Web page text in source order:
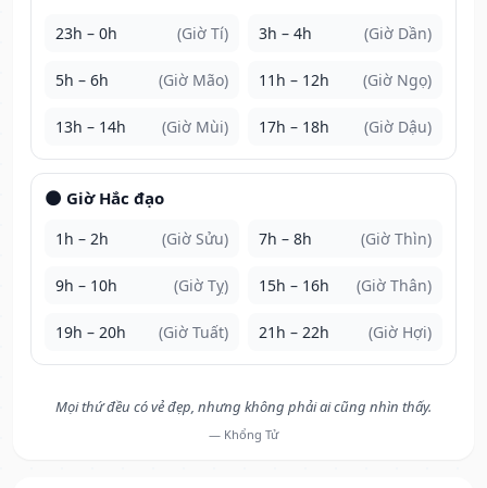
23h – 0h (Giờ Tí) 3h – 4h (Giờ Dần)
5h – 6h (Giờ Mão) 11h – 12h (Giờ Ngọ)
13h – 14h (Giờ Mùi) 17h – 18h (Giờ Dậu)
🌑 Giờ Hắc đạo
1h – 2h (Giờ Sửu) 7h – 8h (Giờ Thìn)
9h – 10h (Giờ Tỵ) 15h – 16h (Giờ Thân)
19h – 20h (Giờ Tuất) 21h – 22h (Giờ Hợi)
Mọi thứ đều có vẻ đẹp, nhưng không phải ai cũng nhìn thấy.
— Khổng Tử